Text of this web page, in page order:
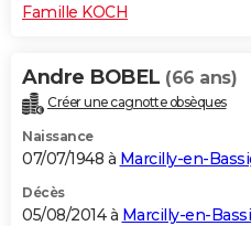
Famille KOCH
Andre BOBEL (66 ans)
Créer une cagnotte obsèques
Naissance
07/07/1948 à Marcilly-en-
Décès
05/08/2014 à Marcilly-en-